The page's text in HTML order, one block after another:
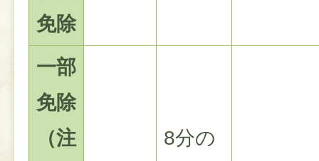
免除
一部
免除
（注
8分の